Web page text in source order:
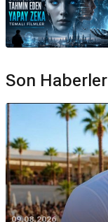
Son Haberler
09.08.2026